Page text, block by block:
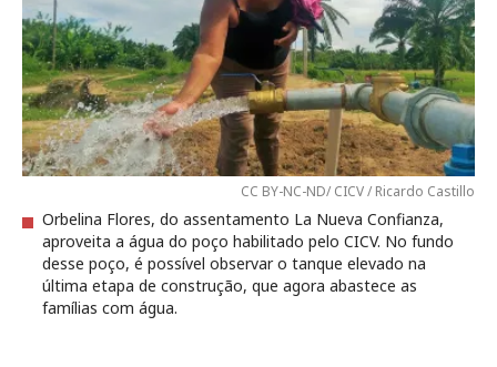
CC BY-NC-ND/ CICV / Ricardo Castillo
Orbelina Flores, do assentamento La Nueva Confianza,
aproveita a água do poço habilitado pelo CICV. No fundo
desse poço, é possível observar o tanque elevado na
última etapa de construção, que agora abastece as
famílias com água.